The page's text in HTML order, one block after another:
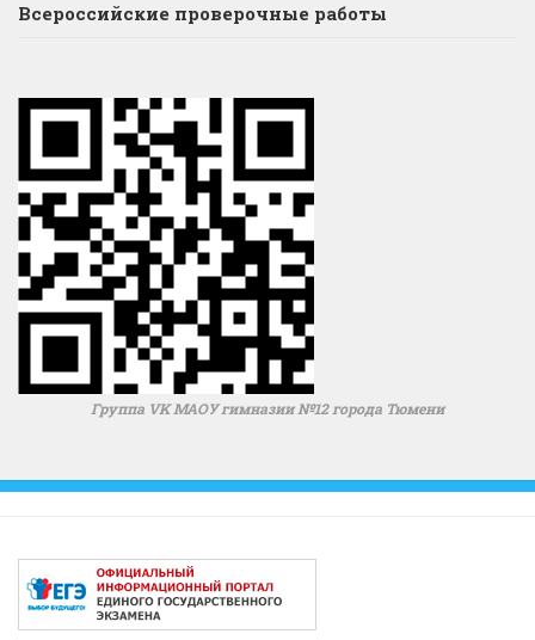
Всероссийские проверочные работы
Группа VK МАОУ гимназии №12 города Тюмени